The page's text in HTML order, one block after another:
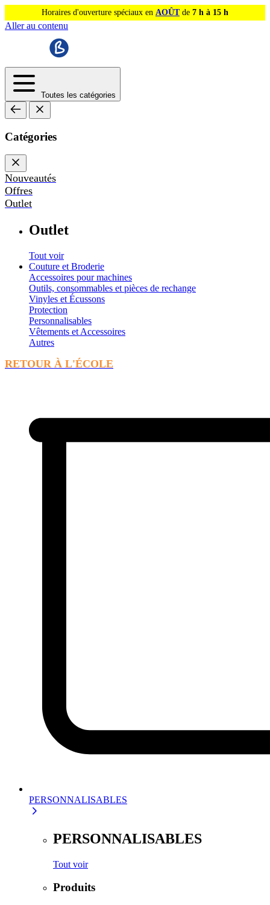
Horaires d'ouverture spéciaux en AOÛTde 7 h à 15 h
Aller au contenu
Toutes les catégories
Catégories
Nouveautés
Offres
Outlet
Outlet
Tout voir
Couture et Broderie
Accessoires pour machines
Outils, consommables et pièces de rechange
Vinyles et Écussons
Protection
Personnalisables
Vêtements et Accessoires
Autres
RETOUR À L'ÉCOLE
PERSONNALISABLES
PERSONNALISABLES
Tout voir
Produits